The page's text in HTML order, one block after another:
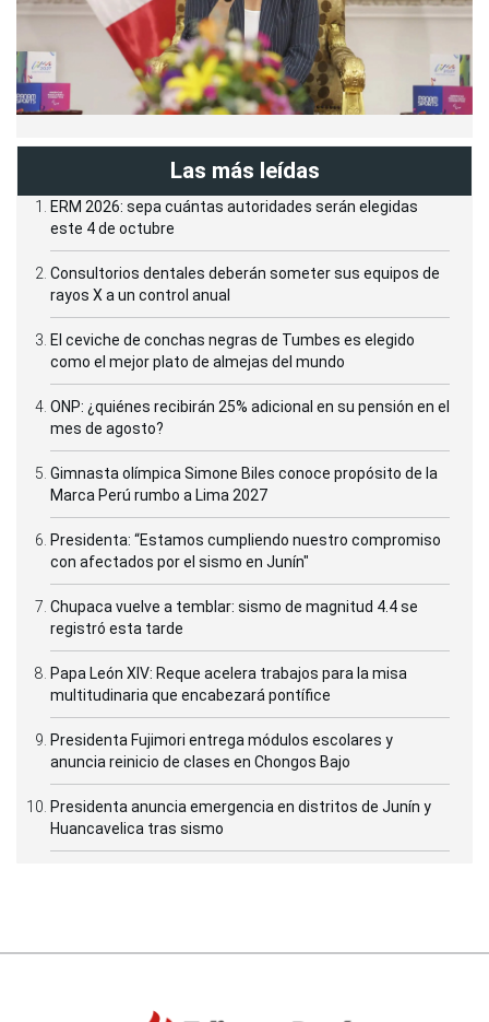
Las más leídas
ERM 2026: sepa cuántas autoridades serán elegidas
este 4 de octubre
Consultorios dentales deberán someter sus equipos de
rayos X a un control anual
El ceviche de conchas negras de Tumbes es elegido
como el mejor plato de almejas del mundo
ONP: ¿quiénes recibirán 25% adicional en su pensión en el
mes de agosto?
Gimnasta olímpica Simone Biles conoce propósito de la
Marca Perú rumbo a Lima 2027
Presidenta: “Estamos cumpliendo nuestro compromiso
con afectados por el sismo en Junín"
Chupaca vuelve a temblar: sismo de magnitud 4.4 se
registró esta tarde
Papa León XIV: Reque acelera trabajos para la misa
multitudinaria que encabezará pontífice
Presidenta Fujimori entrega módulos escolares y
anuncia reinicio de clases en Chongos Bajo
Presidenta anuncia emergencia en distritos de Junín y
Huancavelica tras sismo